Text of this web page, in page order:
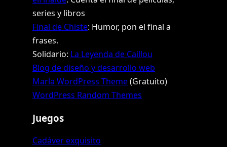
series y libros
Final de Chiste: Humor, pon el final a
frases.
Solidario: La Leyenda de Caillou
Blog de diseño y desarrollo web
Marla WordPress Theme(Gratuito)
WordPress Random Themes
Juegos
Cadáver exquisito